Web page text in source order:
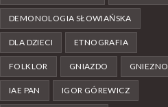
DEMONOLOGIA SŁOWIAŃSKA
DLA DZIECI ETNOGRAFIA
FOLKLOR GNIAZDO GNIEZNO
IAE PAN IGOR GÓREWICZ